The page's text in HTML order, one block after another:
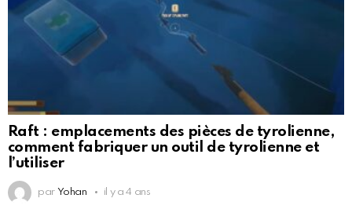
Raft : emplacements des pièces de tyrolienne,
comment fabriquer un outil de tyrolienne et
l’utiliser
par Yohan il y a 4 ans